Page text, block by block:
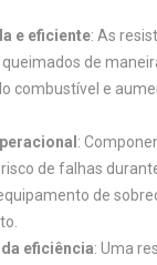
e eficiente: As
de
combustível e
:
de falhas
de
eficiência: Uma